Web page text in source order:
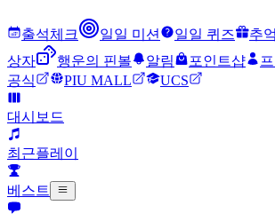
출석체크 일일 미션 일일 퀴즈 추
상자
행운의 핀볼 알림 포인트샵
공식
PIU MALL UCS
대시보드
최근플레이
베스트